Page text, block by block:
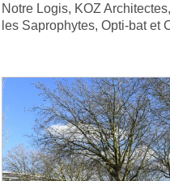
Notre Logis, KOZ
les Saprophytes, Opti-bat et